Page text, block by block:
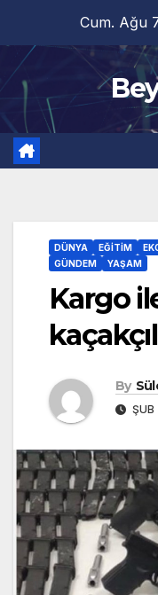
content
Cum. Ağu
DÜNYA EĞITIM
GÜNDEM
YAŞAM
Kargo
By